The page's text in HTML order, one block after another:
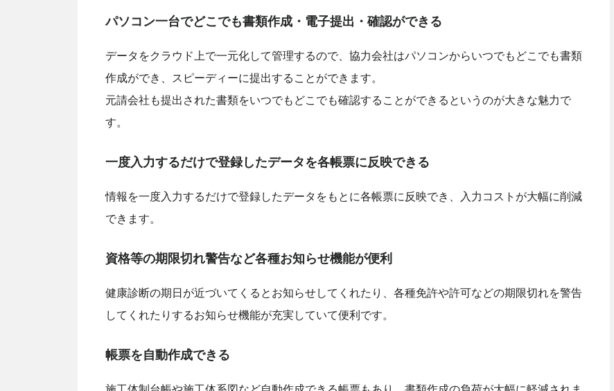
パソコン一台でどこでも書類作成・電子提出・確認ができる
データをクラウド上で一元化して管理するので、協力会社はパソコンからいつでもどこでも書類
作成ができ、スピーディーに提出することができます。
元請会社も提出された書類をいつでもどこでも確認することができるというのが大きな魅力で
す。
一度入力するだけで登録したデータを各帳票に反映できる
情報を一度入力するだけで登録したデータをもとに各帳票に反映でき、入力コストが大幅に削減
できます。
資格等の期限切れ警告など各種お知らせ機能が便利
健康診断の期日が近づいてくるとお知らせしてくれたり、各種免許や許可などの期限切れを警告
してくれたりするお知らせ機能が充実していて便利です。
帳票を自動作成できる